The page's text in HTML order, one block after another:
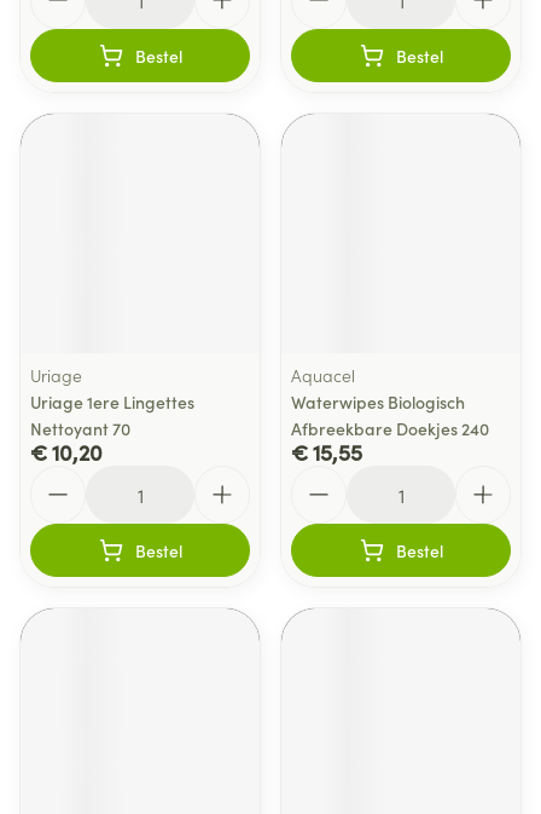
Bestel Bestel
Uriage
Uriage 1ere Lingettes
Nettoyant 70
€ 10,20
Bestel
Aquacel
Waterwipes Biologisch
Afbreekbare Doekjes 240
€ 15,55
Bestel